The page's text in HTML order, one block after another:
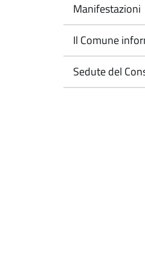
Manifestazioni
Il Comune
Sedute del